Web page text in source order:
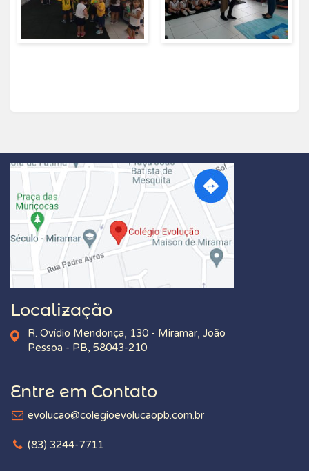
Localização
R. Ovídio Mendonça, 130 - Miramar, João
Pessoa - PB, 58043-210
Entre em Contato
evolucao@colegioevolucaopb.com.br
(83) 3244-7711